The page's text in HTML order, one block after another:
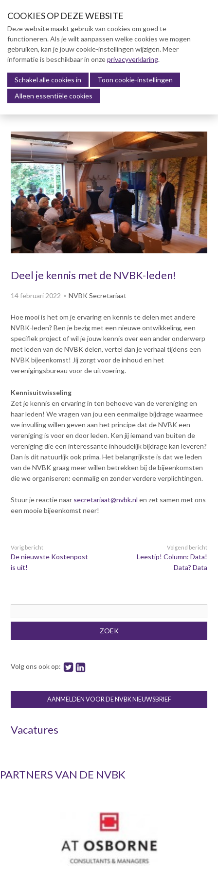
J
u
m
p
t
o
n
a
v
i
g
n
u
m
p
t
o
m
n
c
o
n
t
e
n
t
Menu
Deel je kennis met de NVBK-leden!
14 februari 2022 NVBK Secretariaat
Hoe mooi is het om je ervaring en kennis te delen met andere
NVBK-leden? Ben je bezig met een nieuwe ontwikkeling, een
specifiek project of wil je jouw kennis over een ander onderwerp
met leden van de NVBK delen, vertel dan je verhaal tijdens een
NVBK bijeenkomst! Jij zorgt voor de inhoud en het
verenigingsbureau voor de uitvoering.
Kennisuitwisseling
Zet je kennis en ervaring in ten behoeve van de vereniging en
haar leden! We vragen van jou een eenmalige bijdrage waarmee
we invulling willen geven aan het principe dat de NVBK een
vereniging is voor en door leden. Ken jij iemand van buiten de
vereniging die een interessante inhoudelijk bijdrage kan leveren?
Dan is dit natuurlijk ook prima. Het belangrijkste is dat we leden
van de NVBK graag meer willen betrekken bij de bijeenkomsten
die we organiseren: eenmalig en zonder verdere verplichtingen.
Stuur je reactie naar secretariaat@nvbk.nl en zet samen met ons
een mooie bijeenkomst neer!
Vorig bericht
De nieuwste Kostenpost
is uit!
Volgend bericht
Leestip! Column: Data!
Data? Data
ZOEK
Volg ons ook op:
AANMELDEN VOOR DE NVBK NIEUWSBRIEF
Vacatures
PARTNERS VAN DE NVBK
Over NVBK
NVBK Leden
Lidmaatschap
Kennisbank
Dag van de Bouwkosten 2025
Magazine
Kostenmanagement Bouw &
Infra (KM)
ABK-model 2023
Boek Levensduurkosten –
Slim investeren, lang
profiteren
Dag van de
Bouwkostendeskundige 2024
Dag van de
november 2023
Bouwkostenmanagement
Publicatiereeks
levensduurkosten
Nieuwsbrieven
Nieuwsarchief
Artikelen
Opleiding & Carrière
Actualiteit
Contact
Inloggen mijn NVBK
Contact
COOKIES OP DEZE WEBSITE
Deze website maakt gebruik van cookies om goed te
functioneren. Als je wilt aanpassen welke cookies we mogen
gebruiken, kan je jouw cookie-instellingen wijzigen. Meer
informatie is beschikbaar in onzeprivacyverklaring.
Schakel alle cookies in
Toon cookie-instellingen
Alleen essentiële cookies